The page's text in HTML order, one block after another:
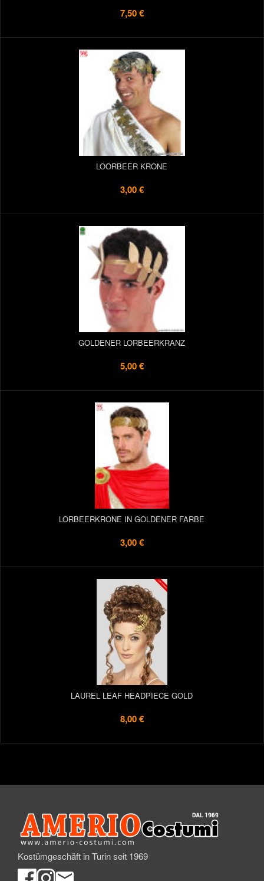
7,50 €
LOORBEER KRONE
3,00 €
GOLDENER LORBEERKRANZ
5,00 €
LORBEERKRONE IN GOLDENER FARBE
3,00 €
LAUREL LEAF HEADPIECE GOLD
8,00 €
Kostümgeschäft in Turin seit 1969